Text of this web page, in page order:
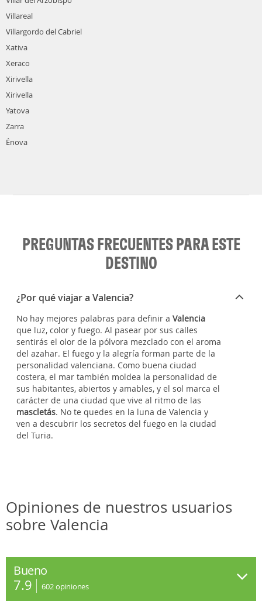
Villareal
Villargordo del Cabriel
Xativa
Xeraco
Xirivella
Xirivella
Yatova
Zarra
Énova
PREGUNTAS FRECUENTES PARA ESTE
DESTINO
¿Por qué viajar a Valencia?
No hay mejores palabras para definir a Valencia
que luz, color y fuego. Al pasear por sus calles
sentirás el olor de la pólvora mezclado con el aroma
del azahar. El fuego y la alegría forman parte de la
personalidad valenciana. Como buena ciudad
costera, el mar también moldea la personalidad de
sus habitantes, abiertos y amables, y el sol marca el
carácter de una ciudad que vive al ritmo de las
mascletás. No te quedes en la luna de Valencia y
ven a descubrir los secretos del fuego en la ciudad
del Turia.
Opiniones de nuestros usuarios
sobre Valencia
Bueno
7.9 602opiniones